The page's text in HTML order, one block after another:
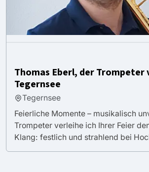
Thomas Eberl, der Trompeter
Tegernsee
Tegernsee
Feierliche Momente – musikalisch
Trompeter verleihe ich Ihrer Feier
Klang: festlich und strahlend bei